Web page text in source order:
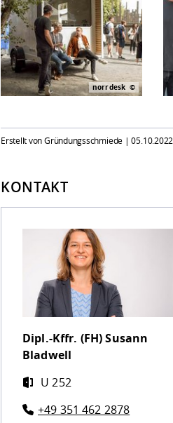
norrdesk
Erstellt von Gründungsschmiede |05.10.2022
KONTAKT
Dipl.-Kffr. (FH)Susann
Bladwell
U 252
+49 351 462 2878